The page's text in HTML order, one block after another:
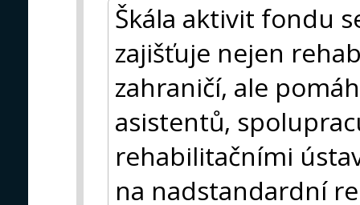
Škála aktivit fondu
zajišťuje nejen
zahraničí, ale
asistentů,
rehabilitačními
na nadstandardní